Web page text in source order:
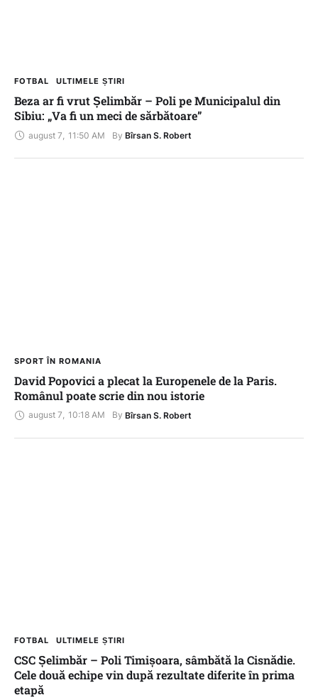
FOTBAL ULTIMELE ȘTIRI
Beza ar fi vrut Șelimbăr – Poli pe Municipalul din
Sibiu: „Va fi un meci de sărbătoare”
august 7 11:50 AM By Bîrsan S. Robert
SPORT ÎN ROMANIA
David Popovici a plecat la Europenele de la Paris.
Românul poate scrie din nou istorie
august 7, 10:18 AM By Bîrsan S. Robert
FOTBAL ULTIMELE ȘTIRI
CSC Șelimbăr – Poli Timișoara, sâmbătă la Cisnădie.
Cele două echipe vin după rezultate diferite în prima
etapă